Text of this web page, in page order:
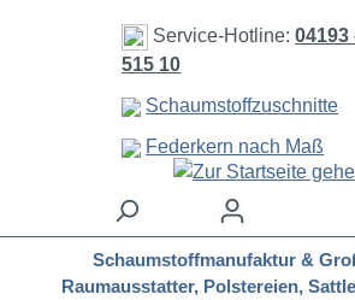
Zum Hauptinhalt springen
Service-Hotline:04193
515 10
Schaumstoffzuschnitte
Federkern nach Maß
Schaumstoffmanufaktur &
Raumausstatter, Polstereien,